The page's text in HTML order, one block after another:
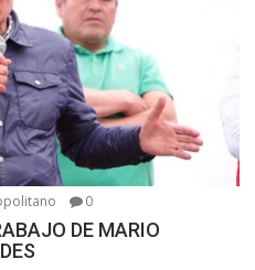
0
DE MARIO